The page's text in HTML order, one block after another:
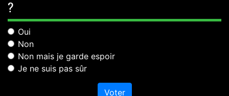
?
Oui
Non
Non mais je garde espoir
Je ne suis pas sûr
Voter